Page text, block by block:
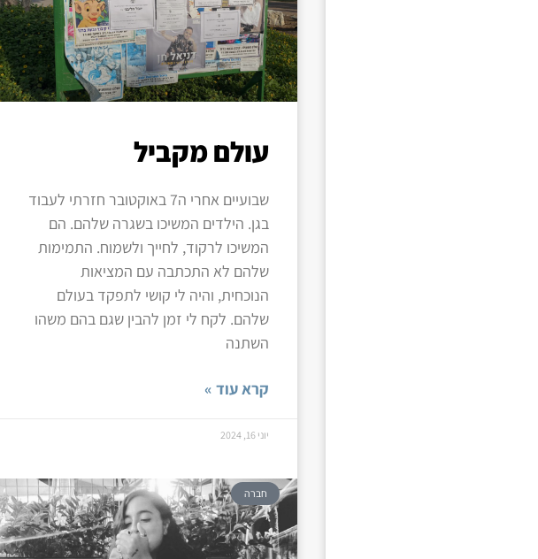
עולם מקביל
שבועיים אחרי ה7 באוקטובר חזרתי לעבוד
בגן. הילדים המשיכו בשגרה שלהם. הם
המשיכו לרקוד, לחייך ולשמוח. התמימות
שלהם לא התכתבה עם המציאות
הנוכחית, והיה לי קושי לתפקד בעולם
שלהם. לקח לי זמן להבין שגם בהם משהו
השתנה
קרא עוד »
יוני 16, 2024
חברה